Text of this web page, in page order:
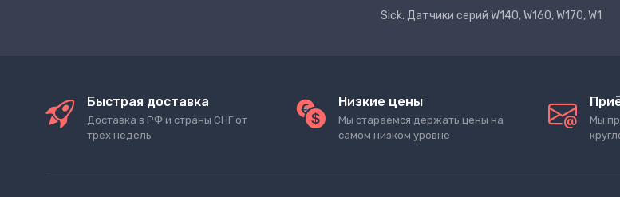
Sick. Датчики серий W140, W160, W170, W1
Быстрая доставка
Доставка в РФ и страны СНГ от
трёх недель
Низкие цены
Мы стараемся держать цены на
самом низком уровне
Мы